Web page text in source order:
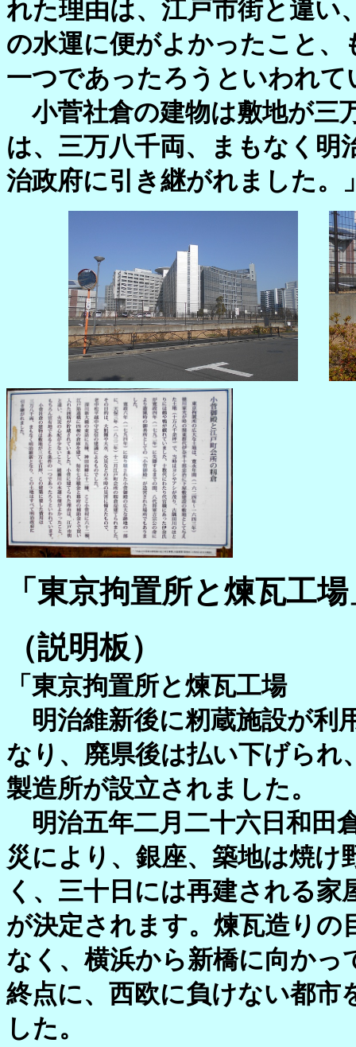
れた理由は、江戸市街と違い
の水運に便がよかったこと
一つであったろうといわれて
小菅社倉の建物は敷地が三
は、三万八千両、まもなく
治政府に引き継がれました。
「東京拘置所と煉瓦工
（説明板）
「東京拘置所と煉瓦工場
明治維新後に籾蔵施設が利
なり、廃県後は払い下げられ
製造所が設立されました。
明治五年二月二十六日和田
災により、銀座、築地は焼け
く、三十日には再建される
が決定されます。煉瓦造り
なく、横浜から新橋に向か
終点に、西欧に負けない都
した。